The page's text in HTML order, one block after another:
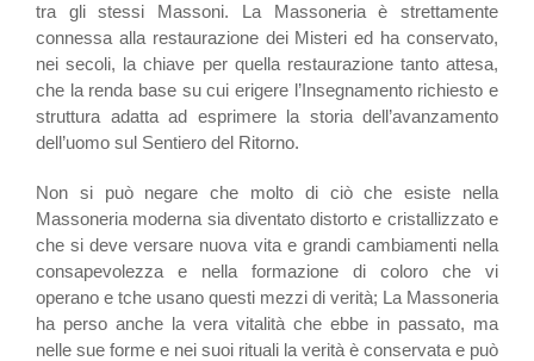
tra gli stessi Massoni. La Massoneria è strettamente
connessa alla restaurazione dei Misteri ed ha conservato,
nei secoli, la chiave per quella restaurazione tanto attesa,
che la renda base su cui erigere l’Insegnamento richiesto e
struttura adatta ad esprimere la storia dell’avanzamento
dell’uomo sul Sentiero del Ritorno.
Non si può negare che molto di ciò che esiste nella
Massoneria moderna sia diventato distorto e cristallizzato e
che si deve versare nuova vita e grandi cambiamenti nella
consapevolezza e nella formazione di coloro che vi
operano e tche usano questi mezzi di verità; La Massoneria
ha perso anche la vera vitalità che ebbe in passato, ma
nelle sue forme e nei suoi rituali la verità è conservata e può